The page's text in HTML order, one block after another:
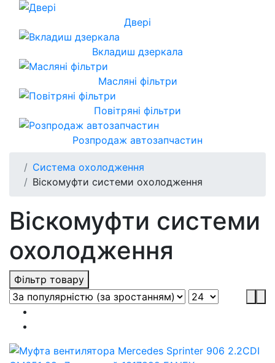
Двері
Вкладиш дзеркала
Масляні фільтри
Повітряні фільтри
Розпродаж автозапчастин
Система охолодження
Віскомуфти системи охолодження
Віскомуфти системи
охолодження
Фільтр товару